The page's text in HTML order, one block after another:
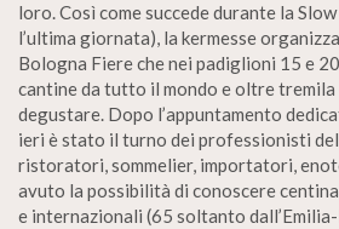
loro. Così come succede durante la
l’ultima giornata), la kermesse
Bologna Fiere che nei padiglioni 15 e
cantine da tutto il mondo e oltre
degustare. Dopo l’appuntamento
ieri è stato il turno dei professionisti
ristoratori, sommelier, importatori,
avuto la possibilità di conoscere
e internazionali (65 soltanto